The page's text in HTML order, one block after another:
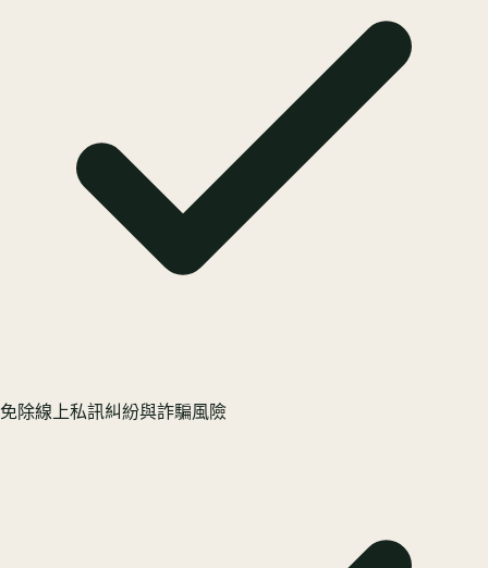
免除線上私訊糾紛與詐騙風險